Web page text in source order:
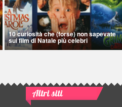
10 curiosità che (forse) non sapevate
sui film di Natale più celebri
Altri siti